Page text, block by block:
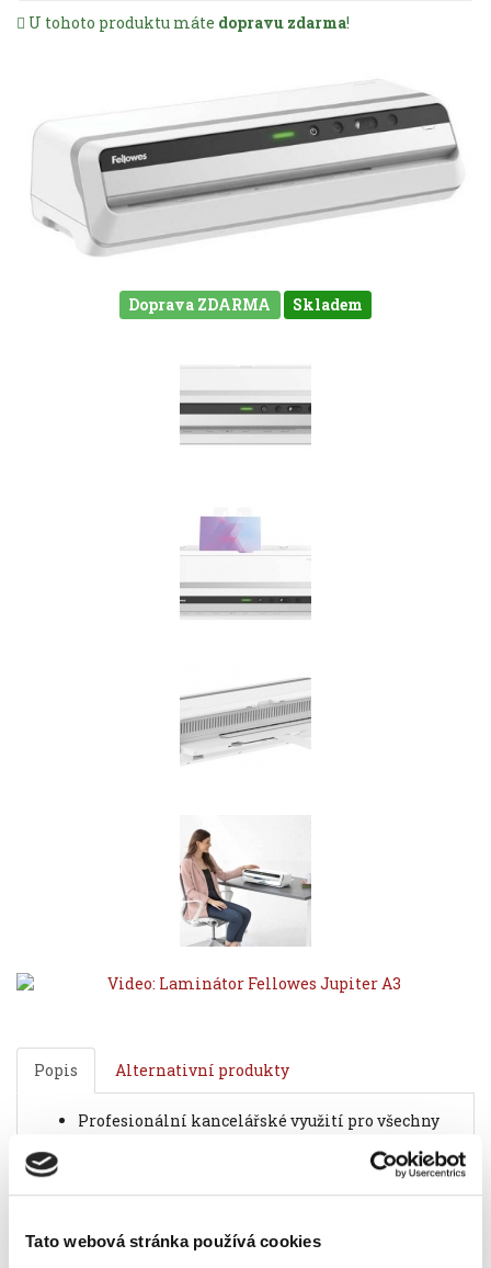
Tato webová stránka používá cookies
U tohoto produktu máte dopravu zdarma!
Doprava ZDARMA Skladem
Popis Alternativní produkty
profesionální kancelářské využití pro všechny
automaticky po vložení laminovaného
dokumentu do stroje